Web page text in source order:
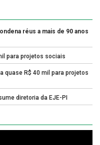
réus a mais de 90 anos
para projetos sociais
quase R$ 40 mil para projetos
diretoria da EJE-PI